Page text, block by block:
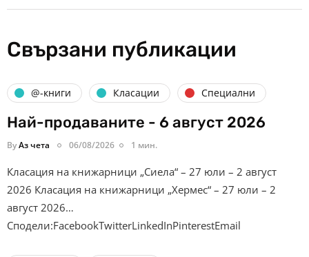
Свързани публикации
@-книги Класации Специални
Най-продаваните - 6 август 2026
ByАз чета 06/08/2026 1 мин.
Класация на книжарници „Сиела“ – 27 юли – 2 август
2026 Класация на книжарници „Хермес“ – 27 юли – 2
август 2026…
Сподели:FacebookTwitterLinkedInPinterestEmail